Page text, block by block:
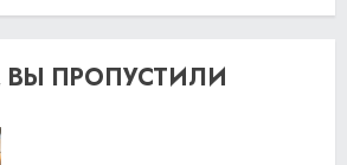
ПРОПУСТИЛИ